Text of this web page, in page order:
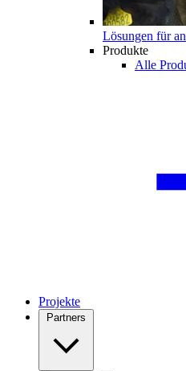
Lösungen für
Produkte
Alle
Projekte
Partners